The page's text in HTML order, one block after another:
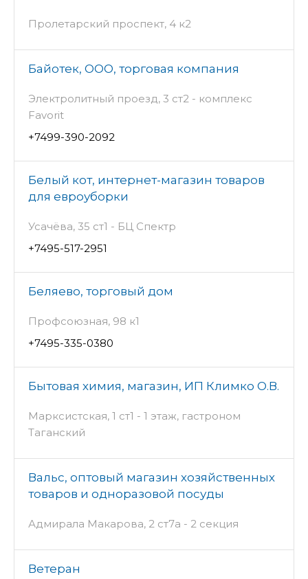
Пролетарский проспект, 4 к2
Байотек, ООО, торговая компания
Электролитный проезд, 3 ст2 - комплекс
Favorit
+7499-390-2092
Белый кот, интернет-магазин товаров
для евроуборки
Усачёва, 35 ст1 - БЦ Спектр
+7495-517-2951
Беляево, торговый дом
Профсоюзная, 98 к1
+7495-335-0380
Бытовая химия, магазин, ИП Климко О.В.
Марксистская, 1 ст1 - 1 этаж, гастроном
Таганский
Вальс, оптовый магазин хозяйственных
товаров и одноразовой посуды
Адмирала Макарова, 2 ст7а - 2 секция
Ветеран